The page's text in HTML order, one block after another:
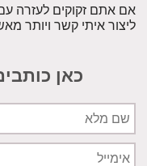
אם אתם זקוקים לעזרה
ליצור איתי קשר ויותר
כאן
מלא